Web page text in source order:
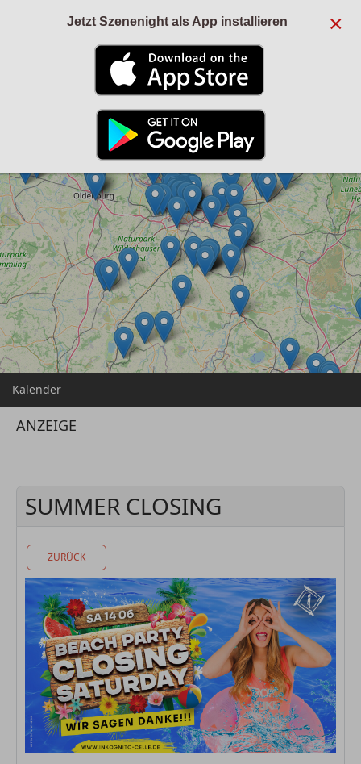
Kalender
ANZEIGE
SUMMER CLOSING
ZURÜCK
×
Jetzt Szenenight als App installieren